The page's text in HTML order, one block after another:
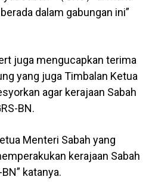
dalam gabungan ini”
juga mengucapkan terima
yang juga Timbalan Ketua
agar kerajaan Sabah
BN.
Menteri Sabah yang
kerajaan Sabah
katanya.